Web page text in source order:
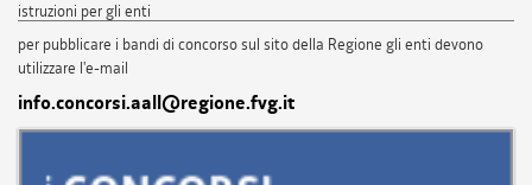
istruzioni per gli enti
per pubblicare i bandi di concorso sul sito della Regione gli enti devono
utilizzare l'e-mail
info.concorsi.aall@regione.fvg.it